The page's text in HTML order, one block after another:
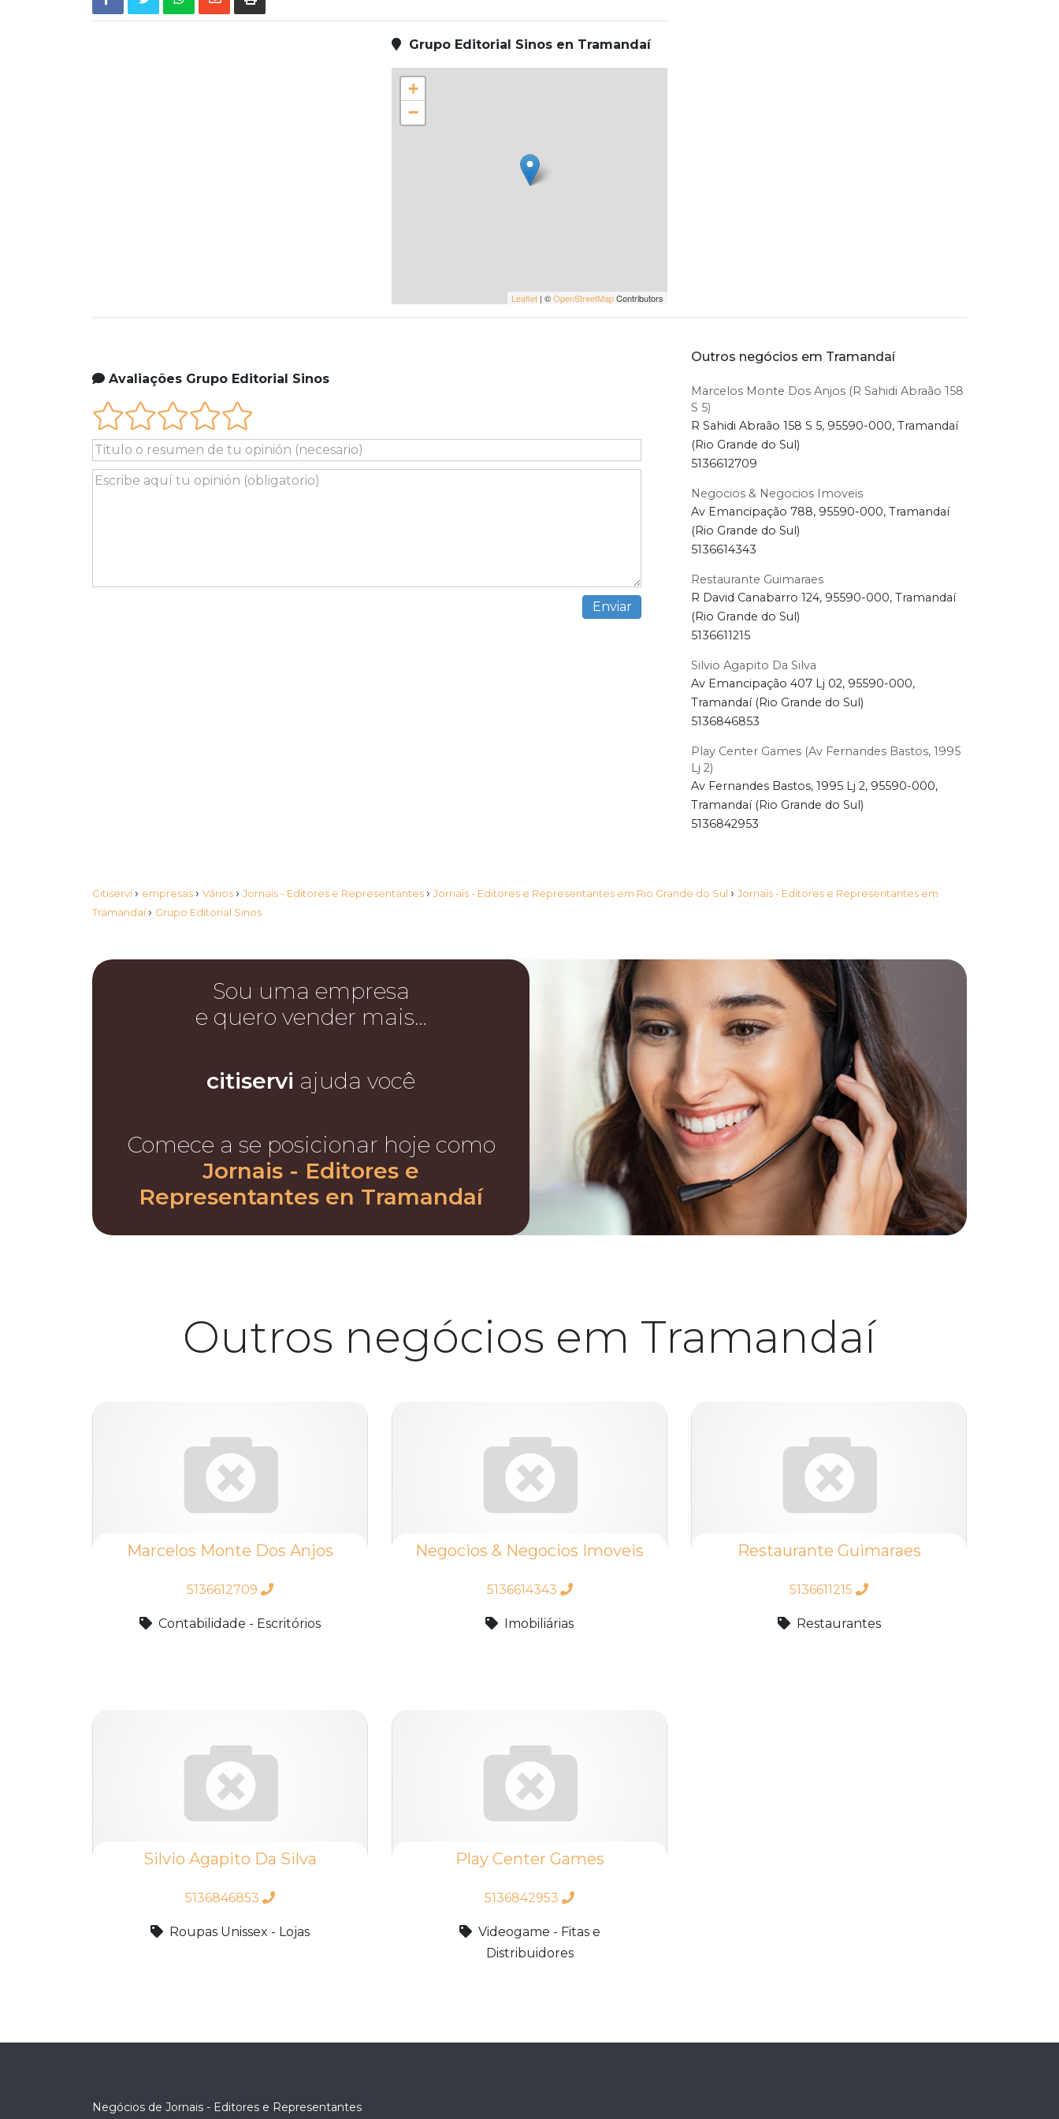
Grupo Editorial Sinos en Tramandaí
+
−
Leaflet | ©OpenStreetMapContributors
Avaliações Grupo Editorial Sinos
Outros negócios em Tramandaí
Marcelos Monte Dos Anjos (R Sahidi Abraão 158
S 5)
R Sahidi Abraão 158 S 5, 95590-000, Tramandaí
(Rio Grande do Sul)
5136612709
Negocios & Negocios Imoveis
Av Emancipação 788, 95590-000, Tramandaí
(Rio Grande do Sul)
5136614343
Restaurante Guimaraes
R David Canabarro 124, 95590-000, Tramandaí
(Rio Grande do Sul)
5136611215
Silvio Agapito Da Silva
Av Emancipação 407 Lj 02, 95590-000,
Tramandaí (Rio Grande do Sul)
5136846853
Play Center Games (Av Fernandes Bastos, 1995
Lj 2)
Av Fernandes Bastos, 1995 Lj 2, 95590-000,
Tramandaí (Rio Grande do Sul)
5136842953
Citiservi › empresas › Vários › Jornais - Editores e Representantes › Jornais - Editores e Representantes em Rio Grande do Sul › Jornais - Editores e Representantes em
Tramandaí› Grupo Editorial Sinos
Sou uma empresa
e quero vender mais…
citiservi ajuda você
Comece a se posicionar hoje como
Jornais - Editores e
Representantes en Tramandaí
Outros negócios em Tramandaí
Marcelos Monte Dos Anjos
5136612709
Contabilidade - Escritórios
Negocios & Negocios Imoveis
5136614343
Imobiliárias
Restaurante Guimaraes
5136611215
Restaurantes
Silvio Agapito Da Silva
5136846853
Roupas Unissex - Lojas
Play Center Games
5136842953
Videogame - Fitas e
Distribuidores
Negócios de Jornais - Editores e Representantes